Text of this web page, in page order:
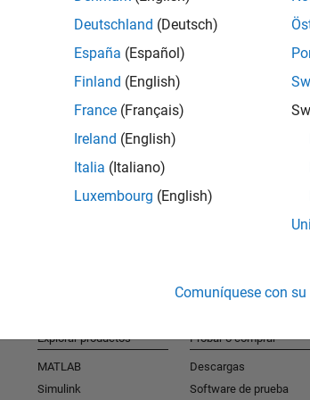
Deutschland (Deutsch)
España (Español)
Finland (English)
France (Français)
Ireland (English)
Italia (Italiano)
Luxembourg (English)
Comuníquese con
Explorar productos
MATLAB
Simulink
Probar o comprar
Descargas
Software de prueba